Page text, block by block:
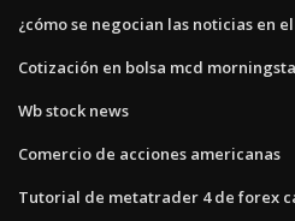
¿cómo se negocian las noticias en
Cotización en bolsa mcd
Wb stock news
Comercio de acciones americanas
Tutorial de metatrader 4 de forex